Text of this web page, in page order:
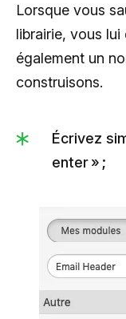
Lorsque vous
librairie, vous
également un
construisons.
Écrivez
enter » ;